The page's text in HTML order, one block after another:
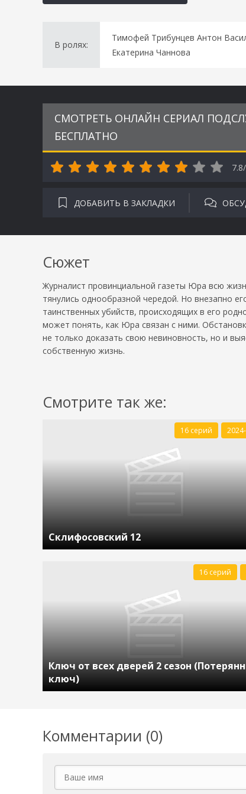
В ролях:
Тимофей Трибунцев Антон
Екатерина Чаннова
СМОТРЕТЬ ОНЛАЙН СЕРИАЛ
БЕСПЛАТНО
ДОБАВИТЬ В ЗАКЛАДКИ
Сюжет
Журналист провинциальной газеты Юра всю
тянулись однообразной чередой. Но внезапно
таинственных убийств, происходящих в его
может понять, как Юра связан с ними.
не только доказать свою невиновность, но и
собственную жизнь.
Смотрите так же:
Склифосовский 12
16 серий
Ключ от всех дверей 2 сезон
ключ)
16 серий
Комментарии (0)